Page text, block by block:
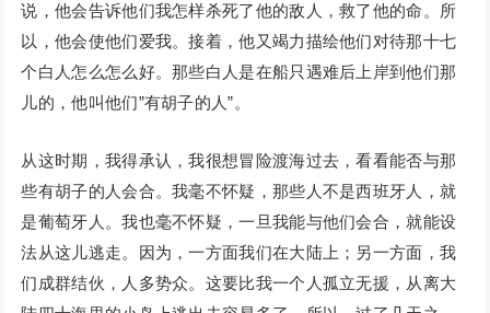
说，他会告诉他们我怎样杀死了他的敌人，救了他的命。所
以，他会使他们爱我。接着，他又竭力描绘他们对待那十七
个白人怎么怎么好。那些白人是在船只遇难后上岸到他们那
儿的，他叫他们”有胡子的人”。
从这时期，我得承认，我很想冒险渡海过去，看看能否与那
些有胡子的人会合。我毫不怀疑，那些人不是西班牙人，就
是葡萄牙人。我也毫不怀疑，一旦我能与他们会合，就能设
法从这儿逃走。因为，一方面我们在大陆上；另一方面，我
们成群结伙，人多势众。这要比我一个人孤立无援，从离大